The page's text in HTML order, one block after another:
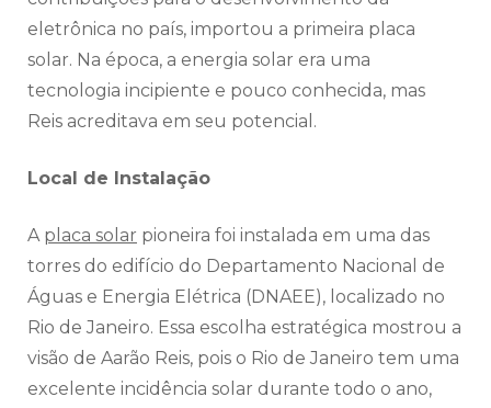
eletrônica no país, importou a primeira placa
solar. Na época, a energia solar era uma
tecnologia incipiente e pouco conhecida, mas
Reis acreditava em seu potencial.
Local de Instalação
A placa solar pioneira foi instalada em uma das
torres do edifício do Departamento Nacional de
Águas e Energia Elétrica (DNAEE), localizado no
Rio de Janeiro. Essa escolha estratégica mostrou a
visão de Aarão Reis, pois o Rio de Janeiro tem uma
excelente incidência solar durante todo o ano,